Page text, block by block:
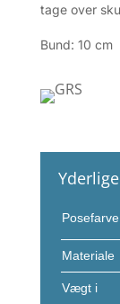
tage over
Bund: 10 cm
Posefarve
Materiale
Vægt i